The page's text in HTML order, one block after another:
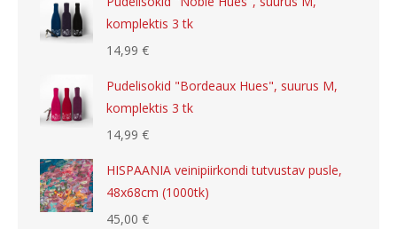
komplektis 3 tk
14,99 €
Pudelisokid "Bordeaux Hues", suurus M,
komplektis 3 tk
14,99 €
HISPAANIA veinipiirkondi tutvustav pusle,
48x68cm (1000tk)
45,00 €